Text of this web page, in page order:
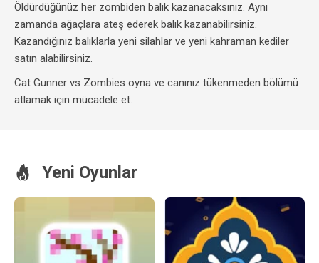
Öldürdüğünüz her zombiden balık kazanacaksınız. Aynı
zamanda ağaçlara ateş ederek balık kazanabilirsiniz.
Kazandığınız balıklarla yeni silahlar ve yeni kahraman kediler
satın alabilirsiniz.
Cat Gunner vs Zombies oyna ve canınız tükenmeden bölümü
atlamak için mücadele et.
Yeni Oyunlar